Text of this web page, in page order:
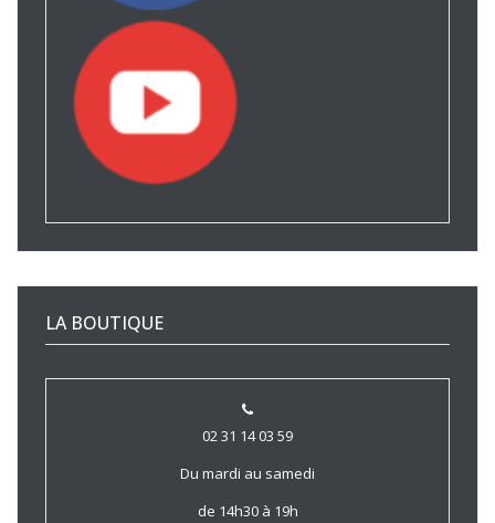
LA BOUTIQUE
02 31 14 03 59
Du mardi au samedi
de 14h30 à 19h